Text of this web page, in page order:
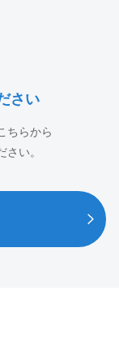
さい
ちらから
い。